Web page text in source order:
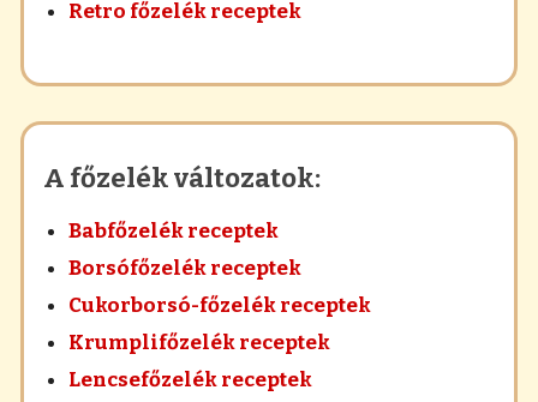
Retro főzelék receptek
A főzelék változatok:
Babfőzelék receptek
Borsófőzelék receptek
Cukorborsó-főzelék receptek
Krumplifőzelék receptek
Lencsefőzelék receptek